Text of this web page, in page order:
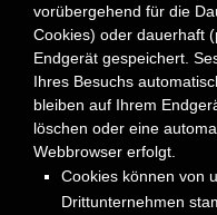
vorübergehend für die
Cookies) oder dauerhaft
Endgerät gespeichert.
Ihres Besuchs
bleiben auf Ihrem
löschen oder eine
Webbrowser erfolgt.
Cookies können von
Drittunternehmen